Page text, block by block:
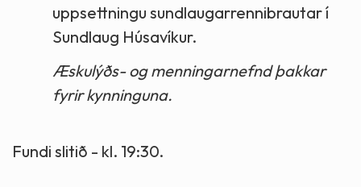
uppsettningu sundlaugarrennibrautar í
Sundlaug Húsavíkur.
Æskulýðs- og menningarnefnd þakkar
fyrir kynninguna.
Fundi slitið - kl. 19:30.